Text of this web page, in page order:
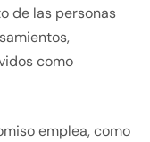
de las personas
como
emplea, como